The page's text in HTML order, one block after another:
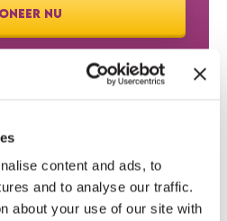
content and ads, to
and to analyse our traffic.
about your use of our site with
NU